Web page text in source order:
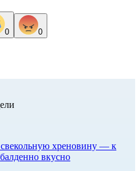
0 0
хреновину — к
вкусно